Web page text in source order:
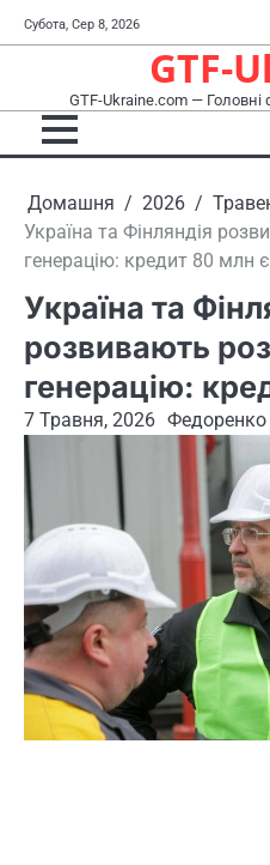
Перейти
до
Субота, Сер 8, 2026
GTF-
GTF-Ukraine.com —
Домашня 2026
Україна та Фінляндія
генерацію: кредит 80 млн
Україна та
розвивають
генерацію:
7 Травня, 2026 Федоренко